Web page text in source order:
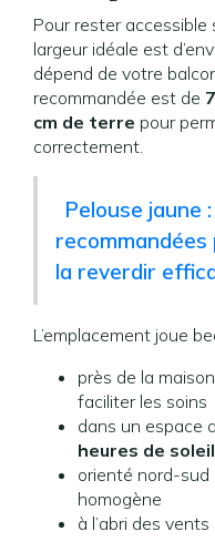
Pour rester accessible
largeur idéale est
dépend de votre
recommandée est de
cm de terre pour
correctement.
Pelouse jaune
la reverdir
L’emplacement joue
près de la
faciliter les soins
dans un espace
heures de soleil
orienté nord-sud
homogène
à l’abri des